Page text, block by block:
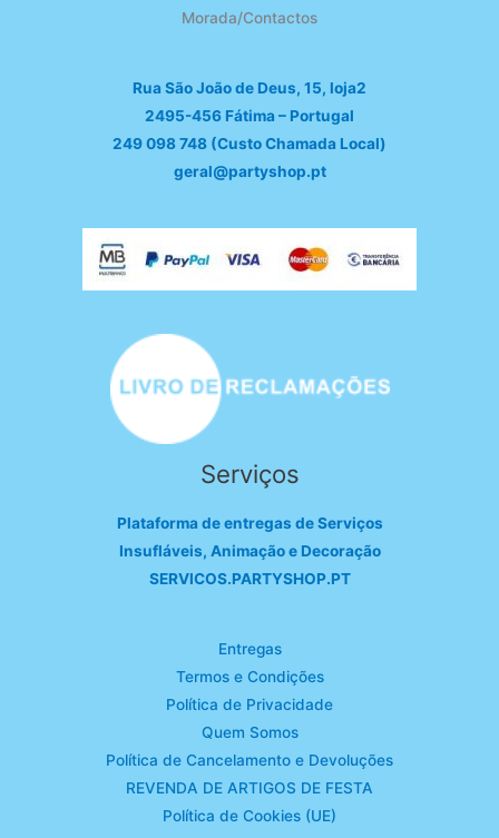
Morada/Contactos
Rua São João de Deus, 15, loja2
2495-456 Fátima – Portugal
249 098 748 (Custo Chamada Local)
geral@partyshop.pt
Serviços
Plataforma de entregas de Serviços
Insufláveis, Animação e Decoração
SERVICOS.PARTYSHOP.PT
Entregas
Termos e Condições
Política de Privacidade
Quem Somos
Política de Cancelamento e Devoluções
REVENDA DE ARTIGOS DE FESTA
Política de Cookies (UE)